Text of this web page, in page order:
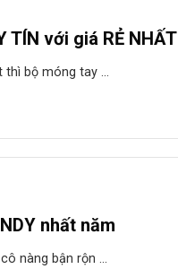
TÍN với giá RẺ NHẤT
bộ móng tay ...
nhất năm
nàng bận rộn ...